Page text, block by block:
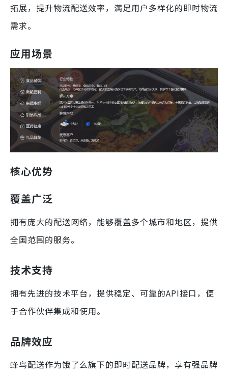
拓展，提升物流配送效率，满足用户多样化的即时物流
需求。
应用场景
核心优势
覆盖广泛
拥有庞大的配送网络，能够覆盖多个城市和地区，提供
全国范围的服务。
技术支持
拥有先进的技术平台，提供稳定、可靠的API接口，便
于合作伙伴集成和使用。
品牌效应
蜂鸟配送作为饿了么旗下的即时配送品牌，享有强品牌